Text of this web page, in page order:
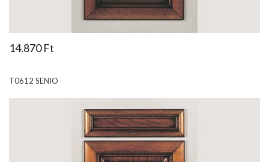
14.870 Ft
T0612 SENIO